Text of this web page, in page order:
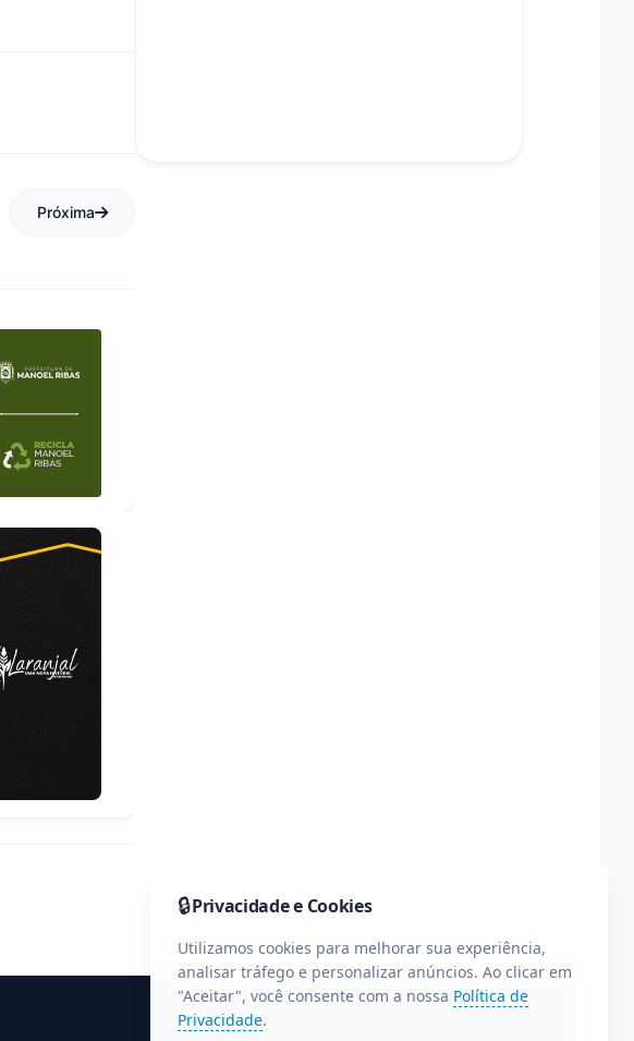
Próxima
🔒Privacidade e Cookies
Utilizamos cookies para melhorar sua experiência,
analisar tráfego e personalizar anúncios. Ao clicar em
"Aceitar", você consente com a nossa Política de
Privacidade.